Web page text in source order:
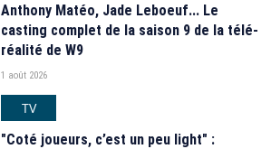
Anthony Matéo, Jade Leboeuf... Le
casting complet de la saison 9 de la télé-
réalité de W9
1 août 2026
TV
"Coté joueurs, c’est un peu light" :